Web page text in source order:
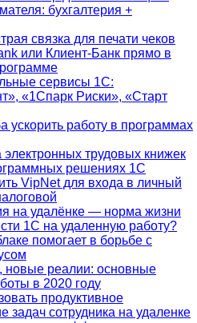
бухгалтерия +
связка для печати чеков
или Клиент-Банк прямо в
сервисы 1С:
«1Спарк Риски», «Старт
ускорить работу в программах
трудовых книжек
решениях 1С
VipNet для входа в личный
на удалёнке — норма жизни
1С на удаленную работу?
помогает в борьбе с
новые реалии: основные
в 2020 году
продуктивное
задач сотрудника на удаленке